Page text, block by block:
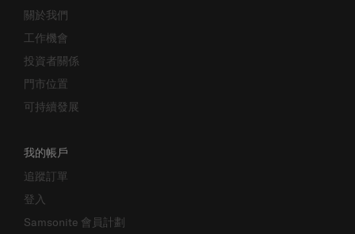
關於我們
工作機會
投資者關係
門市位置
可持續發展
我的帳戶
追蹤訂單
登入
Samsonite 會員計劃